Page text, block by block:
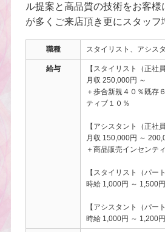
ル提案と高品質の技術をお客様
が多くご来店頂き更にスタッフ
職種 スタイリスト、アシス
給与
【スタイリスト（正社員
月収 250,000円 ～
＋歩合新規４０％既存
ティブ１０％
【アシスタント（正社員
月収 150,000円 ～
＋商品販売インセンテ
【スタイリスト（パー
時給 1,000円 ～ 1,500円
【アシスタント（パー
時給 1,000円 ～ 1,200円